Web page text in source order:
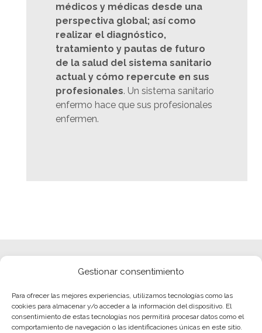
Gestionar consentimiento
Para ofrecer las mejores experiencias, utilizamos tecnologías como las
cookies para almacenar y/o acceder a la información del dispositivo. El
consentimiento de estas tecnologías nos permitirá procesar datos como el
comportamiento de navegación o las identificaciones únicas en este sitio.
médicos y médicas desde una
perspectiva global; así como
realizar el diagnóstico,
tratamiento y pautas de futuro
de la salud del sistema sanitario
actual y cómo repercute en sus
profesionales. Un sistema sanitario
enfermo hace que sus profesionales
enfermen.